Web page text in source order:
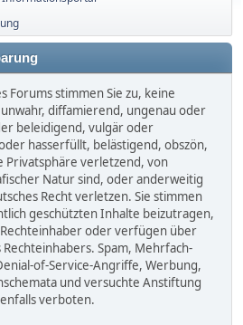
Forums stimmen Sie zu, keine
diffamierend, ungenau oder
beleidigend, vulgär oder
hasserfüllt, belästigend, obszön,
Privatsphäre verletzend, von
Natur sind, oder anderweitig
Recht verletzen. Sie stimmen
geschützten Inhalte beizutragen,
oder verfügen über
Spam, Mehrfach-
of-Service-Angriffe, Werbung,
und versuchte Anstiftung
verboten.